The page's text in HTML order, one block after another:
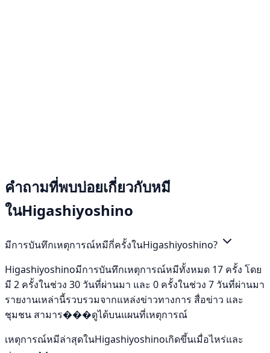
คำถามที่พบบ่อยเกี่ยวกับหมี
ในHigashiyoshino
มีการบันทึกเหตุการณ์หมีกี่ครั้งในHigashiyoshino?
Higashiyoshinoมีการบันทึกเหตุการณ์หมีทั้งหมด 17 ครั้ง โดย
มี 2 ครั้งในช่วง 30 วันที่ผ่านมา และ 0 ครั้งในช่วง 7 วันที่ผ่านมา
รายงานเหล่านี้รวบรวมจากแหล่งข่าวทางการ สื่อข่าว และ
ชุมชน สามาร���ดูได้บนแผนที่เหตุการณ์
เหตุการณ์หมีล่าสุดในHigashiyoshinoเกิดขึ้นเมื่อไหร่และ